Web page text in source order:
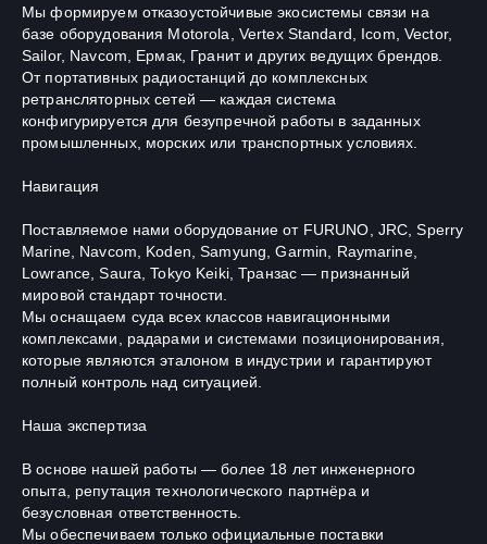
Мы формируем отказоустойчивые экосистемы связи на
базе оборудования Motorola, Vertex Standard, Icom, Vector,
Sailor, Navcom, Ермак, Гранит и других ведущих брендов.
От портативных радиостанций до комплексных
ретрансляторных сетей — каждая система
конфигурируется для безупречной работы в заданных
промышленных, морских или транспортных условиях.
Навигация
Поставляемое нами оборудование от FURUNO, JRC, Sperry
Marine, Navcom, Koden, Samyung, Garmin, Raymarine,
Lowrance, Saura, Tokyo Keiki, Транзас — признанный
мировой стандарт точности.
Мы оснащаем суда всех классов навигационными
комплексами, радарами и системами позиционирования,
которые являются эталоном в индустрии и гарантируют
полный контроль над ситуацией.
Наша экспертиза
В основе нашей работы — более 18 лет инженерного
опыта, репутация технологического партнёра и
безусловная ответственность.
Мы обеспечиваем только официальные поставки